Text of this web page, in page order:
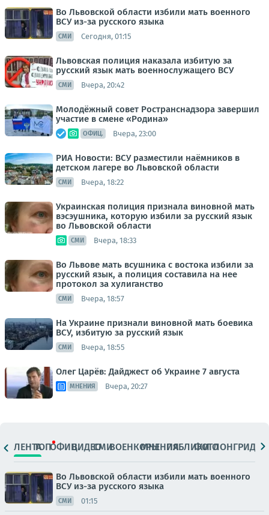
Во Львовской области избили мать военного
ВСУ из-за русского языка
СМИ Сегодня, 01:15
Львовская полиция наказала избитую за
русский язык мать военнослужащего ВСУ
СМИ Вчера, 20:42
Молодёжный совет Ространснадзора завершил
участие в смене «Родина»
ОФИЦ. Вчера, 23:00
РИА Новости: ВСУ разместили наёмников в
детском лагере во Львовской области
СМИ Вчера, 18:22
Украинская полиция признала виновной мать
вэсэушника, которую избили за русский язык
во Львовской области
СМИ Вчера, 18:33
Во Львове мать всушника с востока избили за
русский язык, а полиция составила на нее
протокол за хулиганство
СМИ Вчера, 18:57
На Украине признали виновной мать боевика
ВСУ, избитую за русский язык
СМИ Вчера, 18:55
Олег Царёв: Дайджест об Украине 7 августа
МНЕНИЯ Вчера, 20:27
ЛЕНТАТОПОФИЦ.ВИДЕОСМИВОЕНКОРЫМНЕНИЯПАБЛИКИ
ФОТОЛОНГРИДЫ
Во Львовской области избили мать военного
ВСУ из-за русского языка
СМИ 01:15